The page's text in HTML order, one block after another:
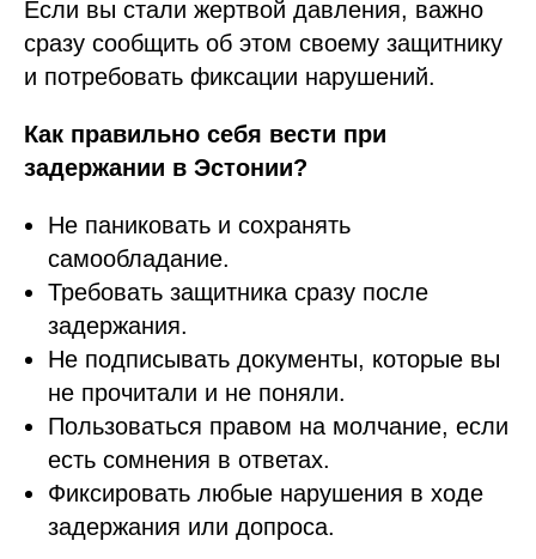
Если вы стали жертвой давления, важно
сразу сообщить об этом своему защитнику
и потребовать фиксации нарушений.
Как правильно себя вести при
задержании в Эстонии?
Не паниковать и сохранять
самообладание.
Требовать защитника сразу после
задержания.
Не подписывать документы, которые вы
не прочитали и не поняли.
Пользоваться правом на молчание, если
есть сомнения в ответах.
Фиксировать любые нарушения в ходе
задержания или допроса.